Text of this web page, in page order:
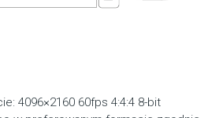
4096×2160 60fps 4:4:4 8-bit